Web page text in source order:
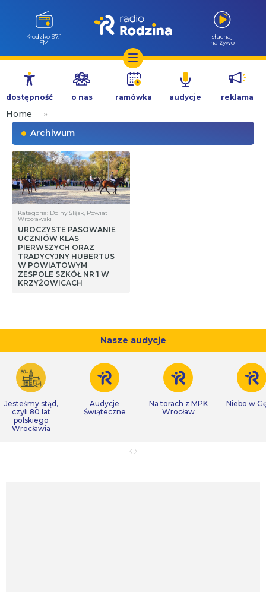
Przejdź
treści
Wołów 99.6
FM
słuchaj
na żywo
dostępność o nas ramówka audycje reklama
Home
»
Archiwum
Kategoria: Dolny Śląsk, Powiat
Wrocławski
UROCZYSTE PASOWANIE
UCZNIÓW KLAS
PIERWSZYCH ORAZ
TRADYCYJNY HUBERTUS
W POWIATOWYM
ZESPOLE SZKÓŁ NR 1 W
KRZYŻOWICACH
Nasze audycje
Jesteśmy stąd,
czyli 80 lat
polskiego
Wrocławia
Audycje
Świąteczne
Na torach z MPK
Wrocław
Niebo w